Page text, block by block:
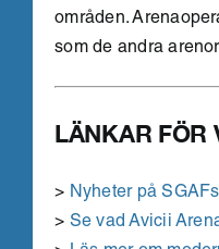
områden.
som de andra
LÄNKAR FÖR
> Nyheter på
> Se vad Avicii